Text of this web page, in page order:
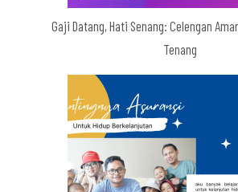
Gaji Datang, Hati Senang: Celengan
Tenang